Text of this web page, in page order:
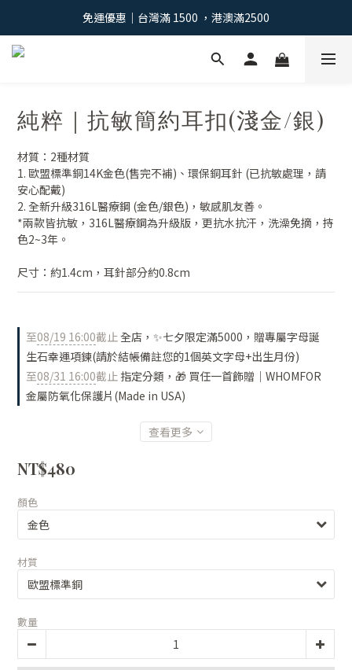
免運優惠｜台灣滿 1500 ，港澳滿2500
免運優惠｜台灣滿 1500 ，港澳滿2500
註冊會員：獲得100元購物金 >
純粹｜抗敏簡約耳扣(淺金/銀)
材質：2種材質
1. 歐盟標準銅14K金色(售完不補)、環保銅耳針 (已抗敏處理，請
安心配戴)
2. 全新升級316L醫療鋼 (金色/銀色)，敏感肌友善。
*兩款皆抗敏，316L醫療鋼為升級版，更抗水抗汗，洗澡免摘，持
色2~3年。
尺寸：約1.4cm，耳針部分約0.8cm
至08/19 16:00截止全店，✨七夕限定滿5000，贈專屬字母誕
生石幸運項鍊(請於結帳備註您的1個英文字母+出生月份)
至08/31 16:00截止 指定分類，🎁 買任一首飾贈｜WHOMFOR
金屬防氧化保護片(Made in USA)
查看更多
NT$480
顏色
材質
數量